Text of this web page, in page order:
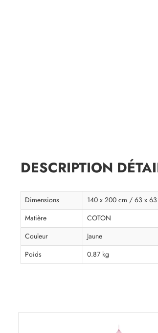
DESCRIPTION
Dimensions
140 x 200 cm / 63 x 63
Matière
COTON
Couleur
Jaune
Poids
0.87 kg